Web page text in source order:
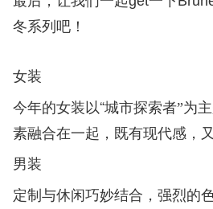
冬系列吧！
女装
今年的女装以“城市探索者”为
素融合在一起，既有现代感，
男装
定制与休闲巧妙结合，强烈的